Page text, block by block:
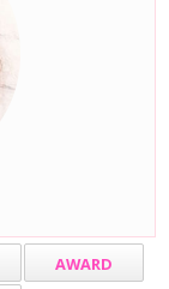
AWARD